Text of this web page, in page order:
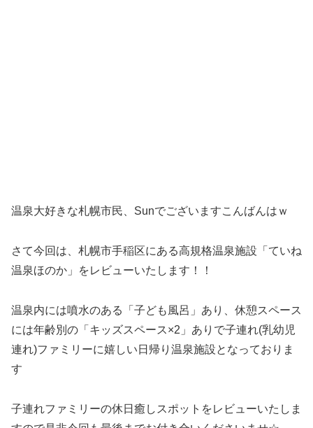
温泉大好きな札幌市民、Sunでございますこんばんはｗ
さて今回は、札幌市手稲区にある高規格温泉施設「ていね
温泉ほのか」をレビューいたします！！
温泉内には噴水のある「子ども風呂」あり、休憩スペース
には年齢別の「キッズスペース×2」ありで子連れ(乳幼児
連れ)ファミリーに嬉しい日帰り温泉施設となっておりま
す
子連れファミリーの休日癒しスポットをレビューいたしま